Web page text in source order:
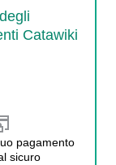
Catawiki
pagamento
sicuro